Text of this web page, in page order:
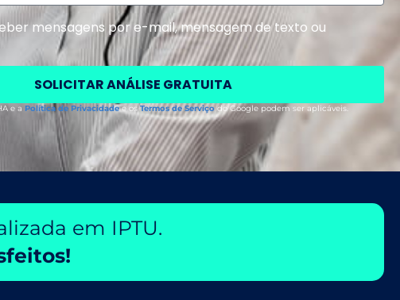
mensagens por e-mail, mensagem de texto ou
SOLICITAR ANÁLISE GRATUITA
e a Política de Privacidadee osTermos de Serviçodo Google podem ser aplicáveis.
em IPTU.